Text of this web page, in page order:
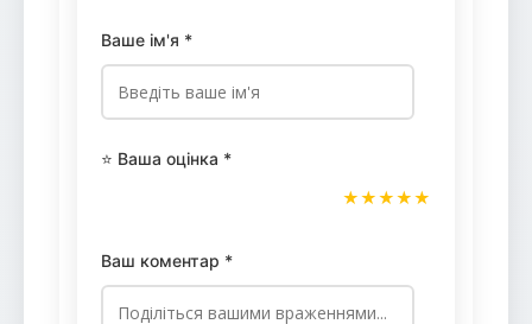
Ваше ім'я *
⭐ Ваша оцінка *
★
★
★
★
★
Ваш коментар *